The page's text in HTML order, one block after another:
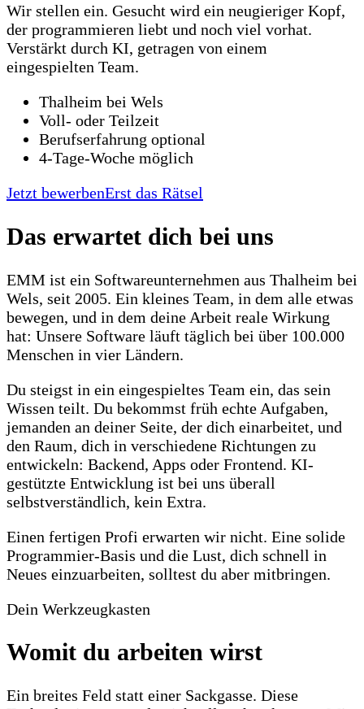
Wir stellen ein. Gesucht wird ein neugieriger Kopf,
der programmieren liebt und noch viel vorhat.
Verstärkt durch KI, getragen von einem
eingespielten Team.
Thalheim bei Wels
Voll- oder Teilzeit
Berufserfahrung optional
4-Tage-Woche möglich
Jetzt bewerbenErst das Rätsel
Das erwartet dich bei uns
EMM ist ein Softwareunternehmen aus Thalheim bei
Wels, seit 2005. Ein kleines Team, in dem alle etwas
bewegen, und in dem deine Arbeit reale Wirkung
hat: Unsere Software läuft täglich bei über 100.000
Menschen in vier Ländern.
Du steigst in ein eingespieltes Team ein, das sein
Wissen teilt. Du bekommst früh echte Aufgaben,
jemanden an deiner Seite, der dich einarbeitet, und
den Raum, dich in verschiedene Richtungen zu
entwickeln: Backend, Apps oder Frontend. KI-
gestützte Entwicklung ist bei uns überall
selbstverständlich, kein Extra.
Einen fertigen Profi erwarten wir nicht. Eine solide
Programmier-Basis und die Lust, dich schnell in
Neues einzuarbeiten, solltest du aber mitbringen.
Dein Werkzeugkasten
Womit du arbeiten wirst
Ein breites Feld statt einer Sackgasse. Diese